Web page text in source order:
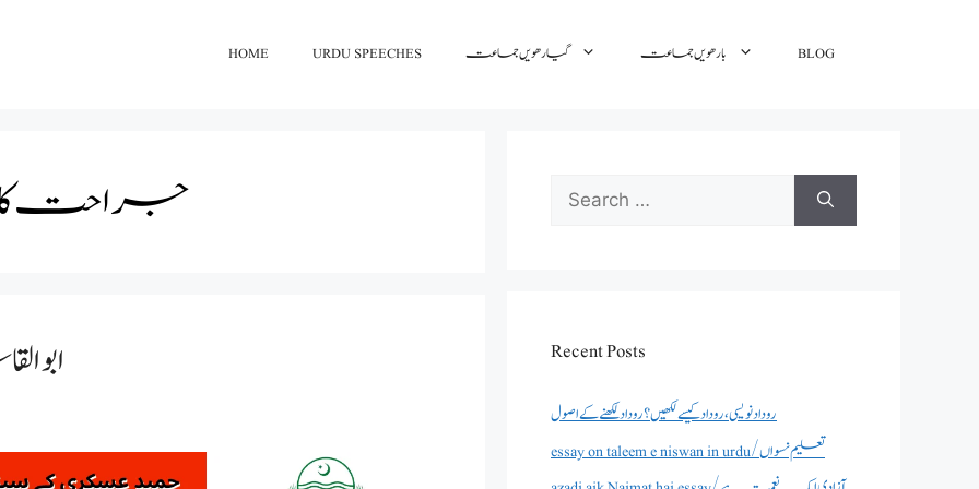
HOME URDU SPEECHES گیارھویں جماعت بارھویں جماعت BLOG
جراحت کا
Search
for:
Recent Posts
روداد نویسی ،روداد کیسے لکھیں؟ روداد لکھنے کے اصول
essay on taleem e niswan in urdu/تعلیم نسواں